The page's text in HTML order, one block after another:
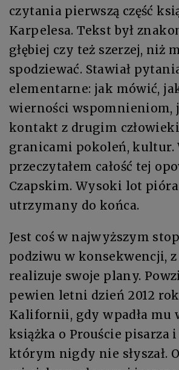
czytania pierwszą część
Karpelesa. Tekst był
głębiej czy też szerzej, niż
spodziewać. Stawiał
elementarne: jak mówić,
wierności wspomnieniom,
kontakt z drugim
granicami pokoleń, kultur.
przeczytałem całość tej
Czapskim. Wysoki lot pióra
utrzymany do końca.
Jest coś w najwyższym
podziwu w konsekwencji, z
realizuje swoje plany.
pewien letni dzień 2012
Kalifornii, gdy wpadła mu
książka o Prouście pisarza
którym nigdy nie słyszał.